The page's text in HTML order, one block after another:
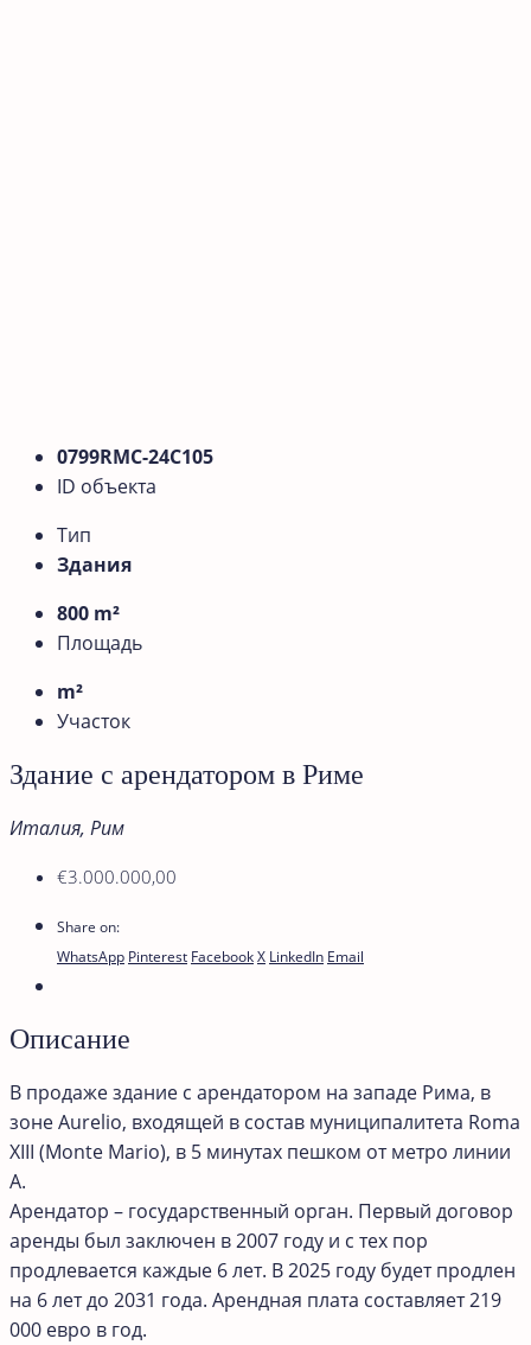
0799RMС-24C105
ID объекта
Тип
Здания
800 m²
Площадь
m²
Участок
Здание c арендатором в Риме
Италия, Рим
€3.000.000,00
Share on:
WhatsApp Pinterest FacebookX LinkedIn Email
Описание
В продаже здание с арендатором на западе Рима, в
зоне Aurelio, входящей в состав муниципалитета Roma
XIII (Monte Mario), в 5 минутах пешком от метро линии
А.
Арендатор – государственный орган. Первый договор
аренды был заключен в 2007 году и с тех пор
продлевается каждые 6 лет. В 2025 году будет продлен
на 6 лет до 2031 года. Арендная плата составляет 219
000 евро в год.